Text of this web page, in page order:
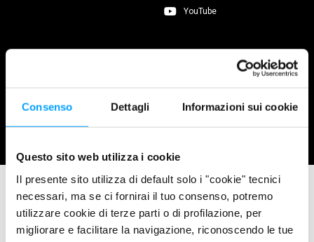
Consenso Dettagli Informazioni sui cookie
Questo sito web utilizza i cookie
Il presente sito utilizza di default solo i "cookie" tecnici
necessari, ma se ci fornirai il tuo consenso, potremo
utilizzare cookie di terze parti o di profilazione, per
migliorare e facilitare la navigazione, riconoscendo le tue
YouTube